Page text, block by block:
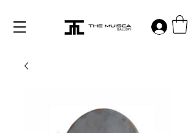
Log in